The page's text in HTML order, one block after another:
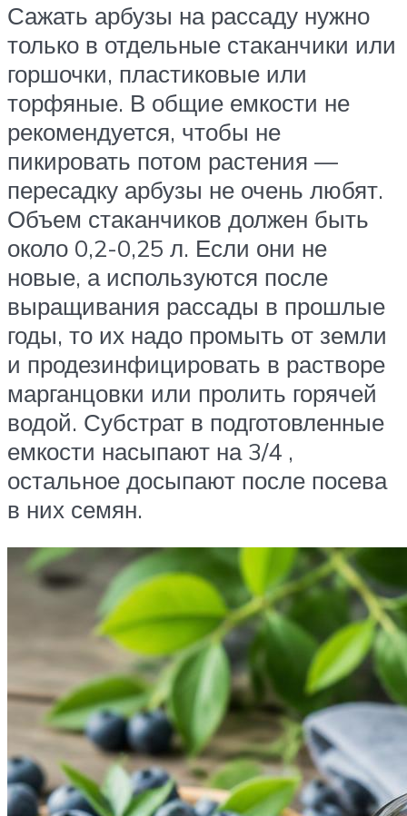
Сажать арбузы на рассаду нужно
только в отдельные стаканчики или
горшочки, пластиковые или
торфяные. В общие емкости не
рекомендуется, чтобы не
пикировать потом растения —
пересадку арбузы не очень любят.
Объем стаканчиков должен быть
около 0,2-0,25 л. Если они не
новые, а используются после
выращивания рассады в прошлые
годы, то их надо промыть от земли
и продезинфицировать в растворе
марганцовки или пролить горячей
водой. Субстрат в подготовленные
емкости насыпают на 3/4 ,
остальное досыпают после посева
в них семян.